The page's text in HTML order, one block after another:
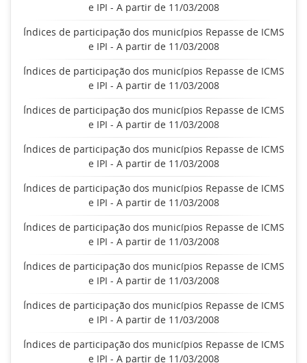
e IPI - A partir de 11/03/2008
Índices de participação dos municípios Repasse de ICMS
e IPI - A partir de 11/03/2008
Índices de participação dos municípios Repasse de ICMS
e IPI - A partir de 11/03/2008
Índices de participação dos municípios Repasse de ICMS
e IPI - A partir de 11/03/2008
Índices de participação dos municípios Repasse de ICMS
e IPI - A partir de 11/03/2008
Índices de participação dos municípios Repasse de ICMS
e IPI - A partir de 11/03/2008
Índices de participação dos municípios Repasse de ICMS
e IPI - A partir de 11/03/2008
Índices de participação dos municípios Repasse de ICMS
e IPI - A partir de 11/03/2008
Índices de participação dos municípios Repasse de ICMS
e IPI - A partir de 11/03/2008
Índices de participação dos municípios Repasse de ICMS
e IPI - A partir de 11/03/2008